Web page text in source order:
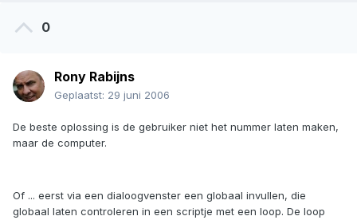
0
Rony Rabijns
Geplaatst: 29 juni 2006
De beste oplossing is de gebruiker niet het nummer laten maken,
maar de computer.
Of ... eerst via een dialoogvenster een globaal invullen, die
globaal laten controleren in een scriptje met een loop. De loop